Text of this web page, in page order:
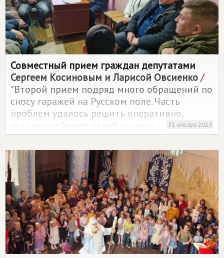
Совместный прием граждан депутатами
Сергеем Косиновым и Ларисой Овсиенко/
"Второй прием подряд много обращений по
сносу гаражей на Русском поле. Часть
проблем удалось решить оперативно,
остальные будем отрабатывать с
соответствующими службами, –
прокомментировал итоги встречи с
таганрожцами Сергей Косинов.
31 января 2023